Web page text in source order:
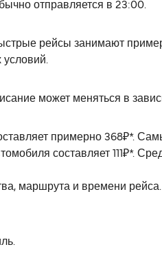
отправляется в 23:00.
рейсы занимают
условий.
может меняться в
примерно 368₽*.
составляет 111₽*.
маршрута и времени